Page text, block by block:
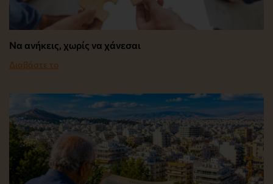
Να ανήκεις, χωρίς να χάνεσαι
Διαβάστε το